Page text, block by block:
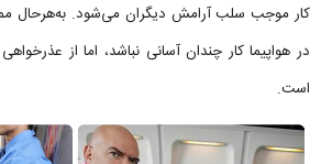
کار موجب سلب آرامش دیگران می‌شود. به‌هرحال
در هواپیما کار چندان آسانی نباشد، اما از
است.